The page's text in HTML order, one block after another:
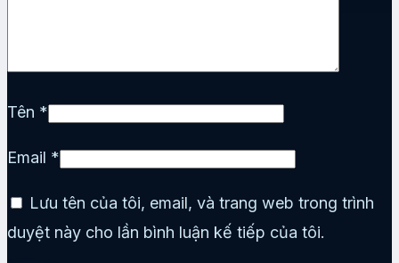
Tên *
Email *
Lưu tên của tôi, email, và trang web trong trình
duyệt này cho lần bình luận kế tiếp của tôi.